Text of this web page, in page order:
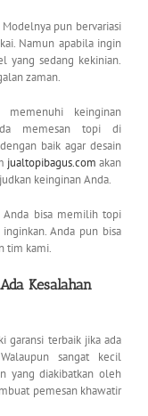
pun bervariasi
Namun apabila ingin
yang sedang kekinian.
zaman.
memenuhi keinginan
memesan topi di
baik agar desain
jualtopibagus.com akan
keinginan Anda.
Anda bisa memilih topi
Anda pun bisa
tim kami.
Kesalahan
garansi terbaik jika ada
sangat kecil
yang diakibatkan oleh
pemesan khawatir